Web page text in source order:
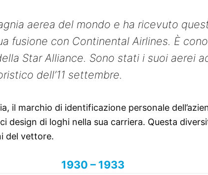
aerea del mondo e ha ricevuto
fusione con Continental Airlines. È
Star Alliance. Sono stati i suoi aerei
dell’11 settembre.
il marchio di identificazione personale
design di loghi nella sua carriera. Questa
del vettore.
1930 – 1933